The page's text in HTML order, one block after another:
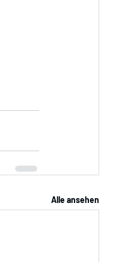
Alle ansehen